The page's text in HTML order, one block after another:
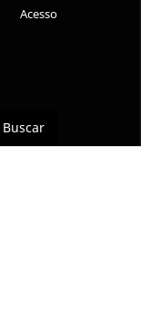
Buscar
Acesso